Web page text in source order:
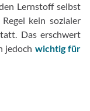
Lernstoff selbst
kein sozialer
Das erschwert
jedoch wichtig für